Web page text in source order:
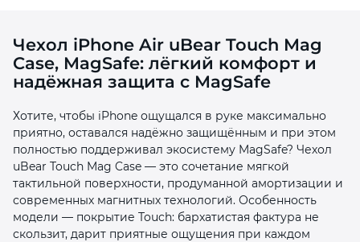
Чехол iPhone Air uBear Touch Mag
Case, MagSafe: лёгкий комфорт и
надёжная защита с MagSafe
Хотите, чтобы iPhone ощущался в руке максимально
приятно, оставался надёжно защищённым и при этом
полностью поддерживал экосистему MagSafe? Чехол
uBear Touch Mag Case — это сочетание мягкой
тактильной поверхности, продуманной амортизации и
современных магнитных технологий. Особенность
модели — покрытие Touch: бархатистая фактура не
скользит, дарит приятные ощущения при каждом
раз в 2 недели